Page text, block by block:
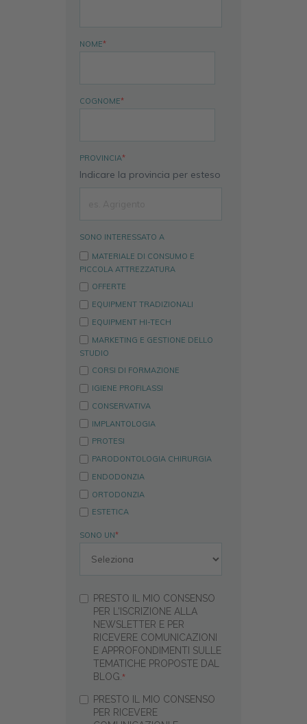
NOME*
COGNOME*
PROVINCIA*
Indicare la provincia per esteso
SONO INTERESSATO A
MATERIALE DI CONSUMO E
PICCOLA ATTREZZATURA
OFFERTE
EQUIPMENT TRADIZIONALI
EQUIPMENT HI-TECH
MARKETING E GESTIONE DELLO
STUDIO
CORSI DI FORMAZIONE
IGIENE PROFILASSI
CONSERVATIVA
IMPLANTOLOGIA
PROTESI
PARODONTOLOGIA CHIRURGIA
ENDODONZIA
ORTODONZIA
ESTETICA
SONO UN*
PRESTO IL MIO CONSENSO
PER L'ISCRIZIONE ALLA
NEWSLETTER E PER
RICEVERE COMUNICAZIONI
E APPROFONDIMENTI SULLE
TEMATICHE PROPOSTE DAL
BLOG. *
PRESTO IL MIO CONSENSO
PER RICEVERE